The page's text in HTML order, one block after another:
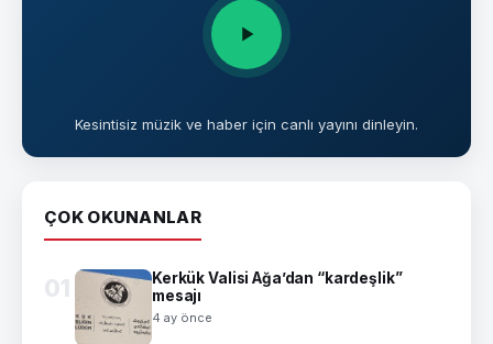
Kesintisiz müzik ve haber için canlı yayını dinleyin.
ÇOK OKUNANLAR
01
Kerkük Valisi Ağa’dan “kardeşlik”
mesajı
4 ay önce